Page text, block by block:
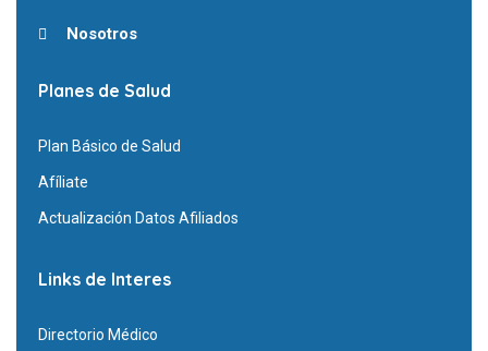
Nosotros
Planes de Salud
Plan Básico de Salud
Afíliate
Actualización Datos Afiliados
Links de Interes
Directorio Médico